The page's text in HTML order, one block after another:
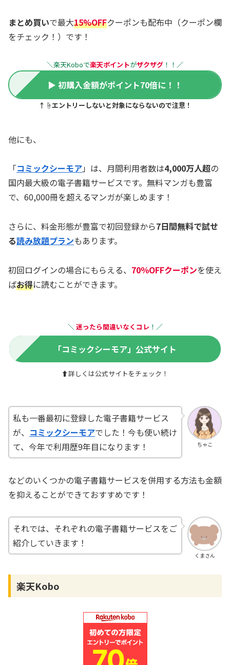
まとめ買いで最大15%OFFクーポンも配布中（クーポン欄
をチェック！）です！
＼楽天Koboで楽天ポイントがザクザグ ！！ ／
▶ 初購入金額がポイント70倍に！！
↑☝️エントリーしないと対象にならないので注意！
他にも、
「コミックシーモア」は、月間利用者数は4,000万人超の
国内最大級の電子書籍サービスです。無料マンガも豊富
で、60,000冊を超えるマンガが楽しめます！
さらに、料金形態が豊富で初回登録から7日間無料で試せ
る読み放題プランもあります。
初回ログインの場合にもらえる、 70％OFFクーポンを使え
ばお得に読むことができます。
＼ 迷ったら間違いなく コレ！ ／
「コミックシーモア」公式サイト
⬆詳しくは公式サイトをチェック！
ちゃこ
私も一番最初に登録した電子書籍サービス
が、 コミックシーモアでした！今も使い続け
て、今年で利用歴9年目になります！
などのいくつかの電子書籍サービスを併用する方法も金額
を抑えることができておすすめです！
くまさん
それでは、それぞれの電子書籍サービスをご
紹介していきます！
楽天Kobo